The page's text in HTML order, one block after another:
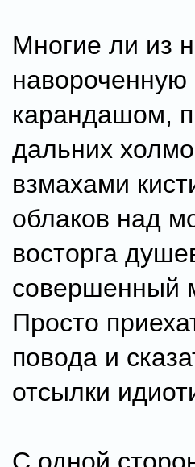
Многие ли из
навороченную
карандашом,
дальних
взмахами
облаков над
восторга
совершенный
Просто
повода и
отсылки